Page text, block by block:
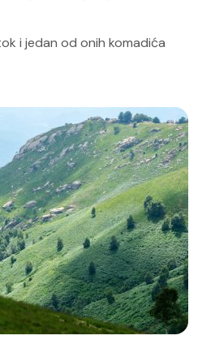
i jedan od onih komadića